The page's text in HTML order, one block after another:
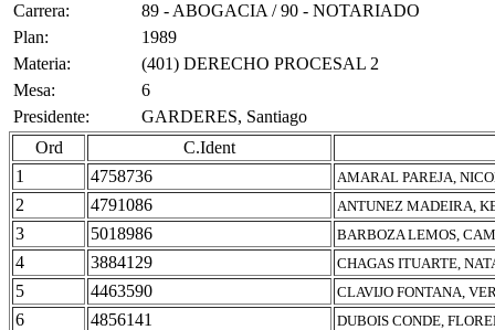
Carrera:
89 - ABOGACIA / 90 - NOTARIADO
Plan:
1989
Materia:
(401) DERECHO PROCESAL 2
Mesa:
6
Presidente:
GARDERES, Santiago
Ord
C.Ident
1
4758736 AMARAL PAREJA,
2 4791086 ANTUNEZ MADEIRA,
3 5018986 BARBOZA LEMOS,
4 3884129 CHAGAS ITUARTE,
5 4463590 CLAVIJO FONTANA,
6 4856141 DUBOIS CONDE,